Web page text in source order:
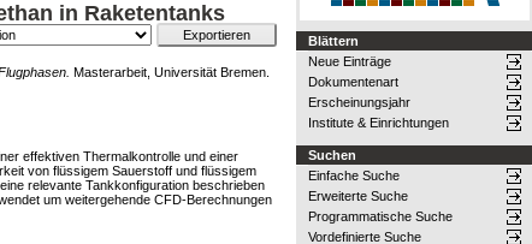
in Raketentanks
Masterarbeit, Universität Bremen.
effektiven Thermalkontrolle und einer
von flüssigem Sauerstoff und flüssigem
relevante Tankkonfiguration beschrieben
um weitergehende CFD-Berechnungen
Blättern
Neue Einträge
Dokumentenart
Erscheinungsjahr
Institute & Einrichtungen
Suchen
Einfache Suche
Erweiterte Suche
Programmatische Suche
Vordefinierte Suche